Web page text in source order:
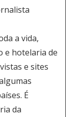
a vida,
e hotelaria de
e sites
É
da